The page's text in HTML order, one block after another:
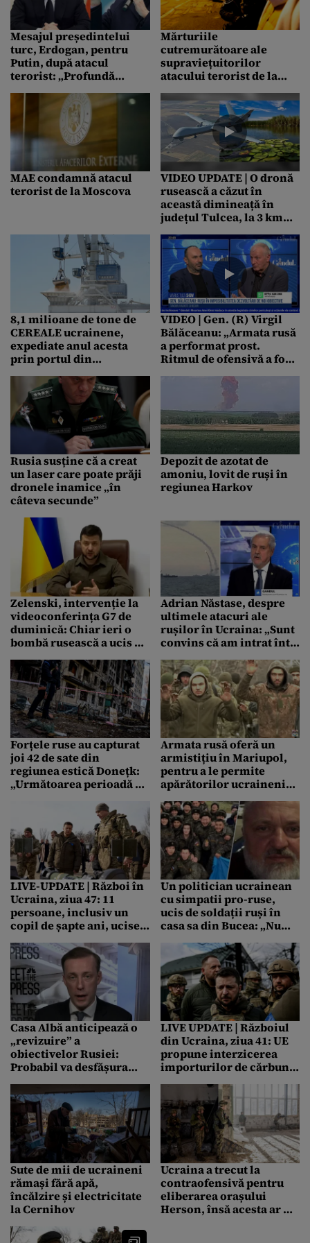
Mesajul președintelui
turc, Erdogan, pentru
Putin, după atacul
terorist: „Profundă
Mărturiile
cutremurătoare ale
supraviețuitorilor
atacului terorist de la
bombe cu benzină, totul
a început să ardă”
MAE condamnă atacul
terorist de la Moscova
VIDEO UPDATE | O dronă
rusească a căzut în
această dimineață în
județul Tulcea, la 3 km
Posibilă explozie
8,1 milioane de tone de
CEREALE ucrainene,
expediate anul acesta
prin portul din
transport a încetinit
semnificativ
VIDEO | Gen. (R) Virgil
Bălăceanu: „Armata rusă
a performat prost.
Ritmul de ofensivă a fost
Rusia susține că a creat
un laser care poate prăji
dronele inamice „în
câteva secunde”
​Depozit de azotat de
amoniu, lovit de ruși în
regiunea Harkov
Zelenski, intervenție la
videoconferința G7 de
duminică: Chiar ieri o
bombă rusească a ucis 60
într-o școală
Adrian Năstase, despre
ultimele atacuri ale
rușilor în Ucraina: „Sunt
convins că am intrat într-
periculoasă și mai
irațională”
Forțele ruse au capturat
joi 42 de sate din
regiunea estică Donețk:
„Următoarea perioadă e
Armata rusă oferă un
armistițiu în Mariupol,
pentru a le permite
apărătorilor ucraineni
depună armele
LIVE-UPDATE | Război în
Ucraina, ziua 47: 11
persoane, inclusiv un
copil de șapte ani, ucise
trupelor ruse în Harkov /
Marea Britanie
avertizează că Rusia ar
putea folosi arme cu
fosfor în Mariupol
Un politician ucrainean
cu simpatii pro-ruse,
ucis de soldații ruși în
casa sa din Bucea: „Nu
sânge”
Casa Albă anticipează o
„revizuire” a
obiectivelor Rusiei:
Probabil va desfășura
sudul și estul Ucrainei
LIVE UPDATE | Războiul
din Ucraina, ziua 41: UE
propune interzicerea
importurilor de cărbune
au fost uciși și alți 266
răniți, de la începutul
războiului
Sute de mii de ucraineni
rămași fără apă,
încălzire și electricitate
la Cernihov
Ucraina a trecut la
contraofensivă pentru
eliberarea orașului
Herson, însă acesta ar fi